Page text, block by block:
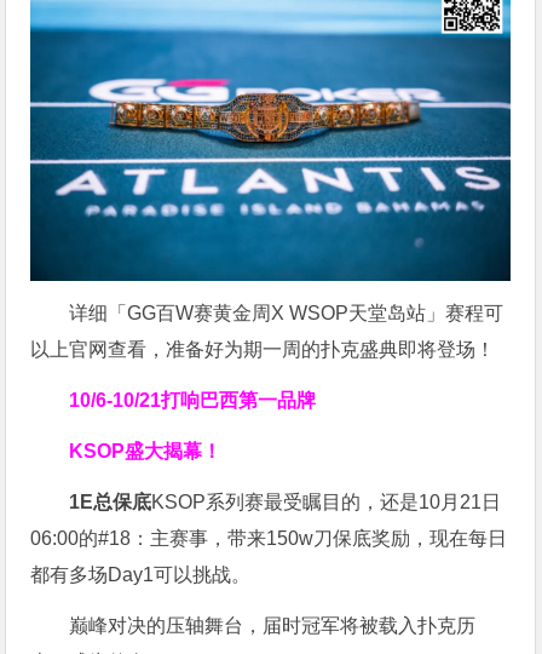
详细「GG百W赛黄金周X WSOP天堂岛站」赛程可
以上官网查看，准备好为期一周的扑克盛典即将登场！
10/6-10/21打响巴西第一品牌
KSOP盛大揭幕！
1E总保底KSOP系列赛最受瞩目的，还是10月21日
06:00的#18：主赛事，带来150w刀保底奖励，现在每日
都有多场Day1可以挑战。
巅峰对决的压轴舞台，届时冠军将被载入扑克历